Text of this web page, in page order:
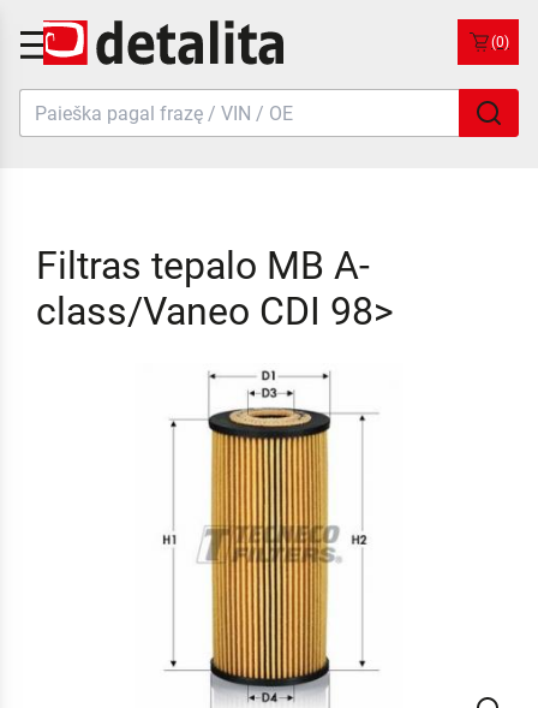
(0)
Filtras tepalo MB A-
class/Vaneo CDI 98>